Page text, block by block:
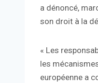
a dénoncé,
son droit à la
« Les
les
européenne a